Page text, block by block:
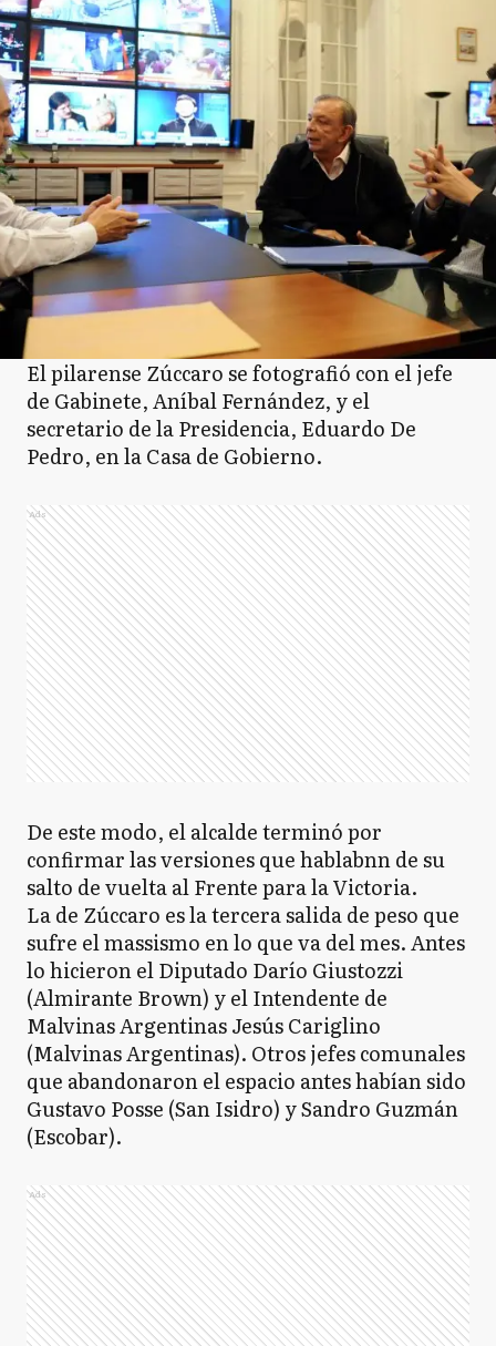
El pilarense Zúccaro se fotografió con el jefe
de Gabinete, Aníbal Fernández, y el
secretario de la Presidencia, Eduardo De
Pedro, en la Casa de Gobierno.
Ads
De este modo, el alcalde terminó por
confirmar las versiones que hablabnn de su
salto de vuelta al Frente para la Victoria.
La de Zúccaro es la tercera salida de peso que
sufre el massismo en lo que va del mes. Antes
lo hicieron el Diputado Darío Giustozzi
(Almirante Brown) y el Intendente de
Malvinas Argentinas Jesús Cariglino
(Malvinas Argentinas). Otros jefes comunales
que abandonaron el espacio antes habían sido
Gustavo Posse (San Isidro) y Sandro Guzmán
(Escobar).
Ads